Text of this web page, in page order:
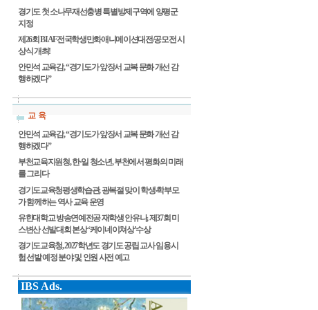
경기도 첫 소나무재선충병 특별방제구역에 양평군
지정
제26회 BIAF전국학생만화애니메이션대전/공모전 시
상식 개최!
안민석 교육감, “경기도가 앞장서 교복 문화 개선 감
행하겠다”
교 육
안민석 교육감, “경기도가 앞장서 교복 문화 개선 감
행하겠다”
부천교육지원청, 한·일 청소년, 부천에서 평화의 미래
를 그리다
경기도교육청평생학습관, 광복절 맞이 학생‧학부모
가 함께하는 역사 교육 운영
유한대학교 방송연예전공 재학생 안유나, 제37회 미
스변산 선발대회 본상 ‘케이네이쳐상’수상
경기도교육청, 2027학년도 경기도 공립 교사 임용시
험 선발 예정 분야 및 인원 사전 예고